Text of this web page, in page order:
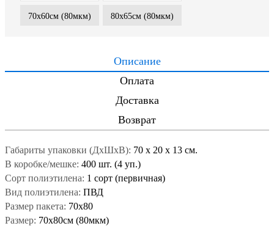
70x60см (80мкм) 80x65см (80мкм)
Описание
Оплата
Доставка
Возврат
Габариты упаковки (ДxШxВ): 70 x 20 x 13 см.
В коробке/мешке: 400 шт. (4 уп.)
Сорт полиэтилена: 1 сорт (первичная)
Вид полиэтилена: ПВД
Размер пакета: 70x80
Размер: 70x80см (80мкм)